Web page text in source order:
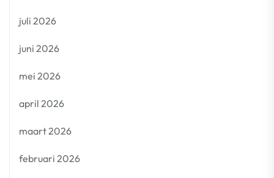
juli 2026
juni 2026
mei 2026
april 2026
maart 2026
februari 2026